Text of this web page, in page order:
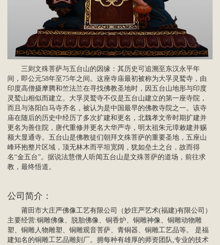
三则文殊菩萨与五台山的因缘：其历史可追溯至东汉永平年
间，即公元58年至75年之间。这座寺庙最初被称为大孚灵鹫寺，由
印度高僧摄摩腾和竺法兰在寻找佛教圣地时，因五台山地形与印度
灵鹫山相似而建立。大孚灵鹫寺不仅是五台山建立的第一座寺院 ，
而且与洛阳白马寺齐名，被认为是中国最早的佛教寺院之一。该寺
庙在随后的历史中经历了多次扩建和更名，北魏孝文帝时期扩建并
更名为善住院，唐代重修并更名大华严寺，明太祖朱元璋敕建并赐
额大显通寺。五台山是佛教徒们朝拜文殊菩萨的重要圣地，五座山
峰环抱整片区域，顶无林木而平坦宽阔，犹如垒土之台，故而得
名“金五台”。据说法慧僧人听闻五台山是文殊菩萨的道场，前往求
教，最终悟道。
公司简介 ：
莆田市大庄严佛像工艺有限公司（妙庄严艺术(福建)有限公司）
主要经营:铜雕佛像 、脱胎佛像、 铜香炉 铜雕神像、铜雕动物雕
塑、铜雕 人物雕塑 铜雕观音菩萨 、青铜器、 铜雕工艺品等。 是福
建知名的铜雕工艺品雕刻厂。拥每种有雄厚的师资团队,专业的技术